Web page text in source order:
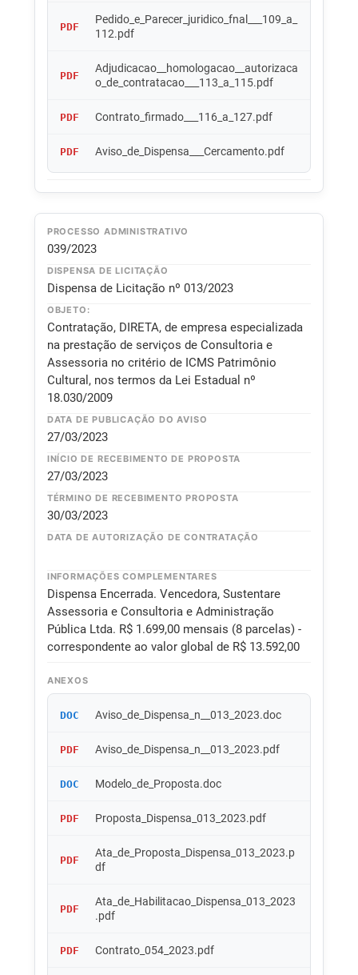
PDF
Pedido_e_Parecer_juridico_fnal___109_a_
112.pdf
PDF
Adjudicacao__homologacao__autorizaca
o_de_contratacao___113_a_115.pdf
PDF Contrato_firmado___116_a_127.pdf
PDF Aviso_de_Dispensa___Cercamento.pdf
PROCESSO ADMINISTRATIVO
039/2023
DISPENSA DE LICITAÇÃO
Dispensa de Licitação nº 013/2023
OBJETO:
Contratação, DIRETA, de empresa especializada
na prestação de serviços de Consultoria e
Assessoria no critério de ICMS Patrimônio
Cultural, nos termos da Lei Estadual nº
18.030/2009
DATA DE PUBLICAÇÃO DO AVISO
27/03/2023
INÍCIO DE RECEBIMENTO DE PROPOSTA
27/03/2023
TÉRMINO DE RECEBIMENTO PROPOSTA
30/03/2023
DATA DE AUTORIZAÇÃO DE CONTRATAÇÃO
INFORMAÇÕES COMPLEMENTARES
Dispensa Encerrada. Vencedora, Sustentare
Assessoria e Consultoria e Administração
Pública Ltda. R$ 1.699,00 mensais (8 parcelas) -
correspondente ao valor global de R$ 13.592,00
ANEXOS
DOC Aviso_de_Dispensa_n__013_2023.doc
PDF Aviso_de_Dispensa_n__013_2023.pdf
DOC Modelo_de_Proposta.doc
PDF Proposta_Dispensa_013_2023.pdf
PDF
Ata_de_Proposta_Dispensa_013_2023.p
df
PDF
Ata_de_Habilitacao_Dispensa_013_2023
.pdf
PDF Contrato_054_2023.pdf